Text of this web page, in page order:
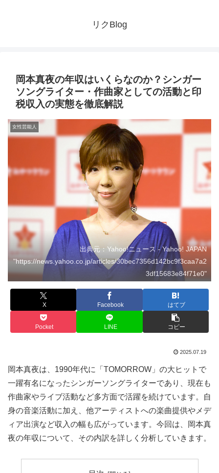
リクBlog
岡本真夜の年収はいくらなのか？シンガー
ソングライター・作曲家としての活動と印
税収入の実態を徹底解説
女性芸能人
出典元：Yahoo!ニュース - Yahoo! JAPAN
"https://news.yahoo.co.jp/articles/30bec7356d142bc9f3caa7a2
3df15683e84f71e0"
X Facebook はてブ
Pocket LINE コピー
2025.07.19
岡本真夜は、1990年代に「TOMORROW」の大ヒットで
一躍有名になったシンガーソングライターであり、現在も
作曲家やライブ活動など多方面で活躍を続けています。自
身の音楽活動に加え、他アーティストへの楽曲提供やメデ
ィア出演など収入の幅も広がっています。今回は、岡本真
夜の年収について、その内訳を詳しく分析していきます。